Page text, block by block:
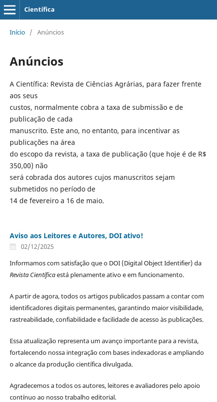
Científica
Início / Anúncios
Anúncios
A Científica: Revista de Ciências Agrárias, para fazer frente
aos seus
custos, normalmente cobra a taxa de submissão e de
publicaçãode cada
manuscrito. Este ano, no entanto, para incentivar as
publicações na área
do escopo da revista, a taxa de publicação(que hoje é de R$
350,00) não
será cobrada dos autores cujos manuscritos sejam
submetidos no período de
14 de fevereiro a 16 de maio.
Aviso aos Leitores e Autores, DOI ativo!
02/12/2025
Informamos com satisfação que o DOI (Digital Object Identifier) da
Revista Científicaestá plenamente ativo e em funcionamento.
A partir de agora, todos os artigos publicados passam a contar com
identificadores digitais permanentes, garantindo maior visibilidade,
rastreabilidade, confiabilidade e facilidade de acesso às publicações.
Essa atualização representa um avanço importante para a revista,
fortalecendo nossa integração com bases indexadoras e ampliando
o alcance da produção científica divulgada.
Agradecemos a todos os autores, leitores e avaliadores pelo apoio
contínuo ao nosso trabalho editorial.